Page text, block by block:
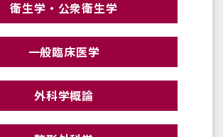
衛生学・公衆衛生学
一般臨床医学
外科学概論